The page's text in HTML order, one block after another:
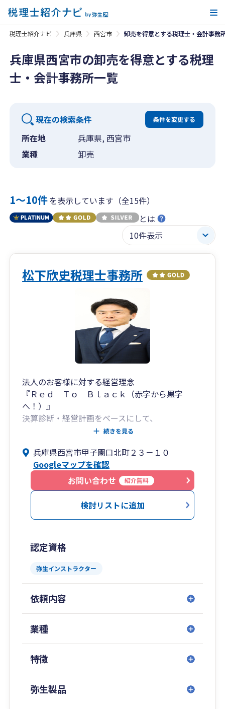
税理士紹介ナビ 兵庫県 西宮市 卸売を得意とする税理士・会計事務
兵庫県西宮市の卸売を得意とする税理
士・会計事務所一覧
現在の検索条件 条件を変更する
所在地
兵庫県, 西宮市
業種
卸売
1〜10件を表示しています（全15件）
とは
松下欣史税理士事務所
法人のお客様に対する経営理念
『Ｒｅｄ Ｔｏ Ｂｌａｃｋ（赤字から黒字
へ！）』
決算診断・経営計画をベースにして、
お客様と一緒に黒字申告率１００％を目指しま
個人のお客様に対する経営理念
『Ｒａｃｅ Ｔｏ Ｂａｓｅ（争族から想続
へ！）』
相続問題は家庭によって事情は様々ですが、
１件でも多くの『相続』が同族間で争う『争族』
サポート致します！
続きを見る
兵庫県西宮市甲子園口北町２３－１０
Googleマップを確認
お問い合わせ
紹介無料
検討リストに追加
認定資格
弥生インストラクター
依頼内容
業種
特徴
弥生製品